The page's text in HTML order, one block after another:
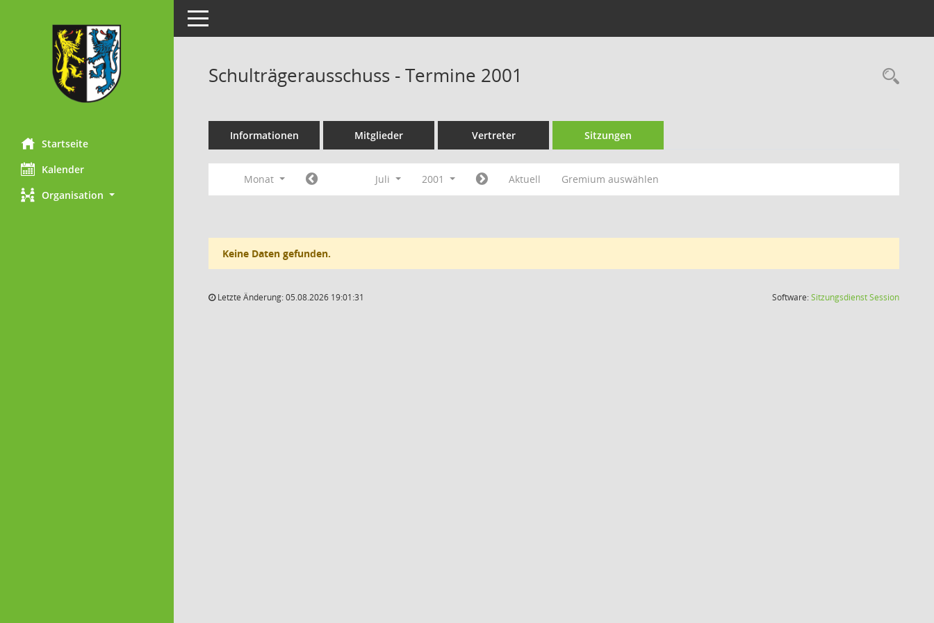
Startseite
Kalender
Organisation
Toggle navigation
Schulträgerausschuss - Termine 2001
Informationen Mitglieder Vertreter Sitzungen
Monat Juli 2001 Aktuell Gremium auswählen
Keine Daten gefunden.
Letzte Änderung: 05.08.2026 19:01:31 Software:SitzungsdienstSession(Wird in